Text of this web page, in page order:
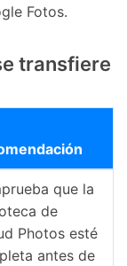
Fotos.
transfiere
que la
de
Photos esté
antes de